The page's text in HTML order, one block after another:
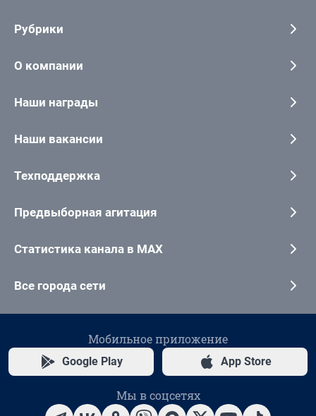
Рубрики
О компании
Наши награды
Наши вакансии
Техподдержка
Предвыборная агитация
Статистика канала в MAX
Все города сети
Мобильное приложение
Google Play App Store
Мы в соцсетях